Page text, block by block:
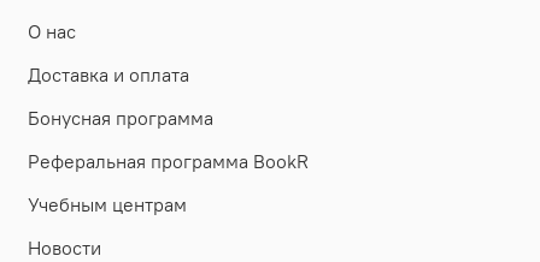
О нас
Доставка и оплата
Бонусная программа
Реферальная программа BookR
Учебным центрам
Новости